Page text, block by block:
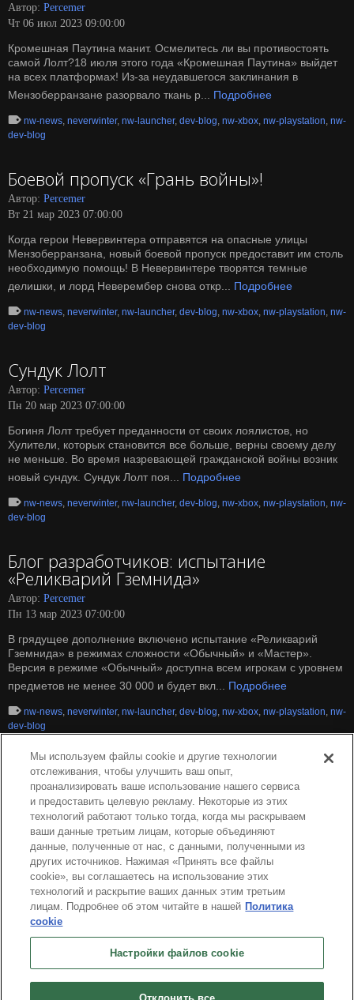
Автор: Percemer
Чт 06 июл 2023 09:00:00
Кромешная Паутина манит. Осмелитесь ли вы противостоять
самой Лолт?18 июля этого года «Кромешная Паутина» выйдет
на всех платформах! Из-за неудавшегося заклинания в
Мензоберранзане разорвало ткань р... Подробнее
nw-news, neverwinter, nw-launcher, dev-blog, nw-xbox, nw-playstation, nw-
dev-blog
Боевой пропуск «Грань войны»!
Автор: Percemer
Вт 21 мар 2023 07:00:00
Когда герои Невервинтера отправятся на опасные улицы
Мензоберранзана, новый боевой пропуск предоставит им столь
необходимую помощь! В Невервинтере творятся темные
делишки, и лорд Неверембер снова откр... Подробнее
nw-news, neverwinter, nw-launcher, dev-blog, nw-xbox, nw-playstation, nw-
dev-blog
Сундук Лолт
Автор: Percemer
Пн 20 мар 2023 07:00:00
Богиня Лолт требует преданности от своих лоялистов, но
Хулители, которых становится все больше, верны своему делу
не меньше. Во время назревающей гражданской войны возник
новый сундук. Сундук Лолт поя... Подробнее
nw-news, neverwinter, nw-launcher, dev-blog, nw-xbox, nw-playstation, nw-
dev-blog
Блог разработчиков: испытание
«Реликварий Гземнида»
Автор: Percemer
Пн 13 мар 2023 07:00:00
В грядущее дополнение включено испытание «Реликварий
Гземнида» в режимах сложности «Обычный» и «Мастер».
Версия в режиме «Обычный» доступна всем игрокам с уровнем
предметов не менее 30 000 и будет вкл... Подробнее
nw-news, neverwinter, nw-launcher, dev-blog, nw-xbox, nw-playstation, nw-
dev-blog
Мы используем файлы cookie и другие технологии
отслеживания, чтобы улучшить ваш опыт,
проанализировать ваше использование нашего сервиса
и предоставить целевую рекламу. Некоторые из этих
технологий работают только тогда, когда мы раскрываем
ваши данные третьим лицам, которые объединяют
данные, полученные от нас, с данными, полученными из
других источников. Нажимая «Принять все файлы
cookie», вы соглашаетесь на использование этих
технологий и раскрытие ваших данных этим третьим
лицам. Подробнее об этом читайте в нашей Политика
cookie
Настройки файлов cookie